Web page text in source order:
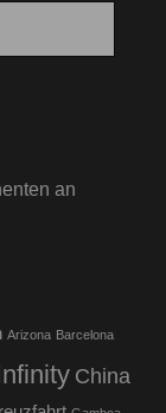
an
Arizona Barcelona
China